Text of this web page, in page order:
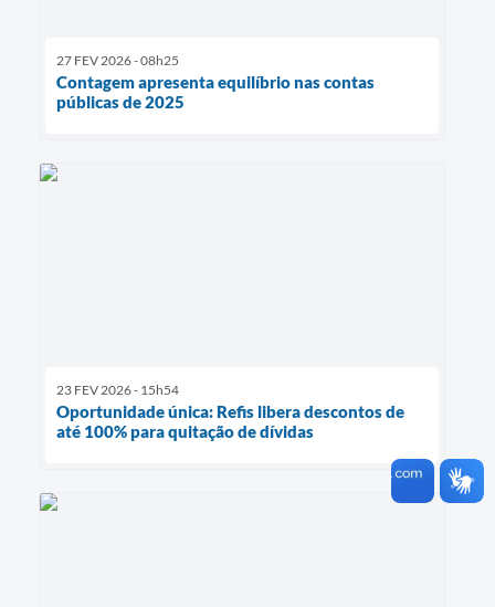
27 FEV 2026 - 08h25
Contagem apresenta equilíbrio nas contas
públicas de 2025
23 FEV 2026 - 15h54
Oportunidade única: Refis libera descontos de
até 100% para quitação de dívidas